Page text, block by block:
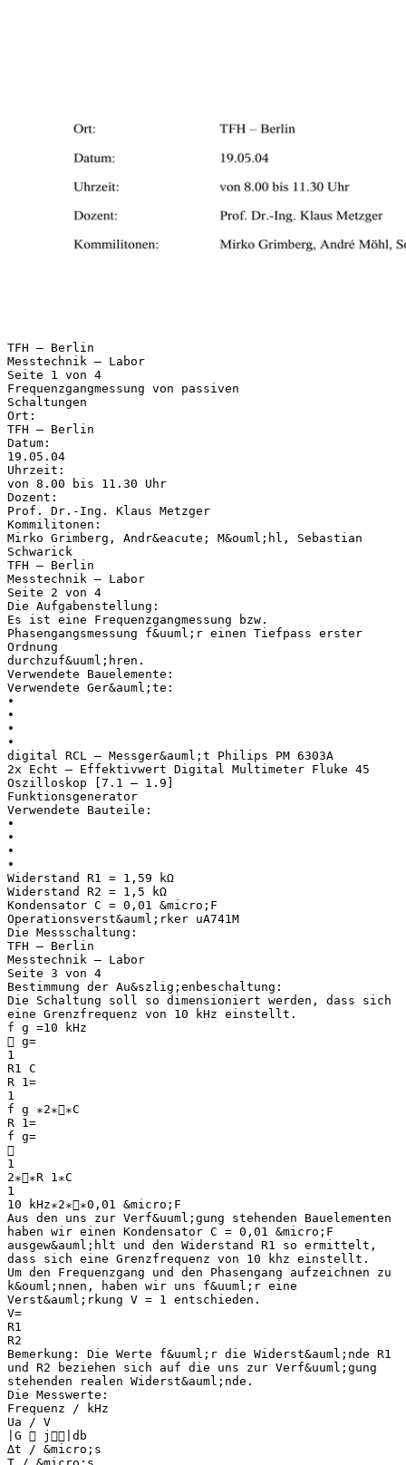
TFH – Berlin
Messtechnik – Labor
Seite 1 von 4
Frequenzgangmessung von passiven
Schaltungen
Ort:
TFH – Berlin
Datum:
19.05.04
Uhrzeit:
von 8.00 bis 11.30 Uhr
Dozent:
Prof. Dr.-Ing. Klaus Metzger
Kommilitonen:
Mirko Grimberg, Andr&eacute; M&ouml;hl, Sebastian
Schwarick
TFH – Berlin
Messtechnik – Labor
Seite 2 von 4
Die Aufgabenstellung:
Es ist eine Frequenzgangmessung bzw.
Phasengangsmessung f&uuml;r einen Tiefpass erster
Ordnung
durchzuf&uuml;hren.
Verwendete Bauelemente:
Verwendete Ger&auml;te:
•
•
•
•
digital RCL – Messger&auml;t Philips PM 6303A
2x Echt – Effektivwert Digital Multimeter Fluke 45
Oszilloskop [7.1 – 1.9]
Funktionsgenerator
Verwendete Bauteile:
•
•
•
•
Widerstand R1 = 1,59 kΩ
Widerstand R2 = 1,5 kΩ
Kondensator C = 0,01 &micro;F
Operationsverst&auml;rker uA741M
Die Messschaltung:
TFH – Berlin
Messtechnik – Labor
Seite 3 von 4
Bestimmung der Au&szlig;enbeschaltung:
Die Schaltung soll so dimensioniert werden, dass sich
eine Grenzfrequenz von 10 kHz einstellt.
f g =10 kHz
 g=
1
R1 C
R 1=
1
f g ∗2∗∗C
R 1=
f g=

1
2∗∗R 1∗C
1
10 kHz∗2∗∗0,01 &micro;F
Aus den uns zur Verf&uuml;gung stehenden Bauelementen
haben wir einen Kondensator C = 0,01 &micro;F
ausgew&auml;hlt und den Widerstand R1 so ermittelt,
dass sich eine Grenzfrequenz von 10 khz einstellt.
Um den Frequenzgang und den Phasengang aufzeichnen zu
k&ouml;nnen, haben wir uns f&uuml;r eine
Verst&auml;rkung V = 1 entschieden.
V=
R1
R2
Bemerkung: Die Werte f&uuml;r die Widerst&auml;nde R1
und R2 beziehen sich auf die uns zur Verf&uuml;gung
stehenden realen Widerst&auml;nde.
Die Messwerte:
Frequenz / kHz
Ua / V
∣G  j∣db
∆t / &micro;s